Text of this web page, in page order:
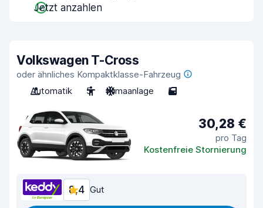
Jetzt anzahlen
Volkswagen T-Cross
oder ähnliches Kompaktklasse-Fahrzeug
Automatik
5 Klimaanlage 5
30,28 €
pro Tag
Kostenfreie Stornierung
8,4 Gut